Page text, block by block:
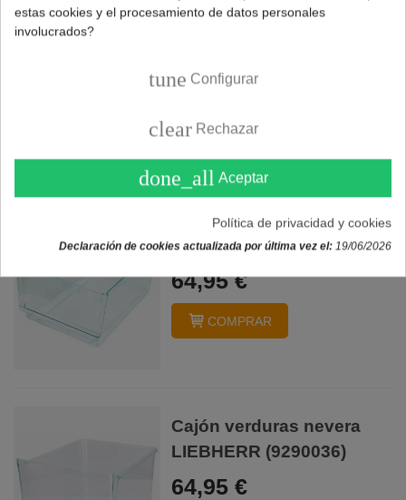
Cajón verduras nevera
74,95 €
Cajón verduras nevera
LIEBHERR (9290034)
64,95 €
COMPRAR
Cajón verduras nevera
LIEBHERR (9290036)
64,95 €
estas cookies y el procesamiento de datos personales
involucrados?
tune Configurar
clear Rechazar
done_all Aceptar
Política de privacidad y cookies
Declaración de cookies actualizada por última vez el: 19/06/2026